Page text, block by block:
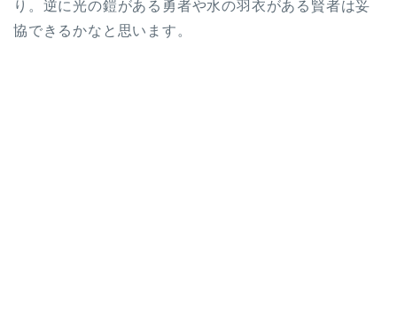
り。逆に光の鎧がある勇者や水の羽衣がある賢者は妥
協できるかなと思います。